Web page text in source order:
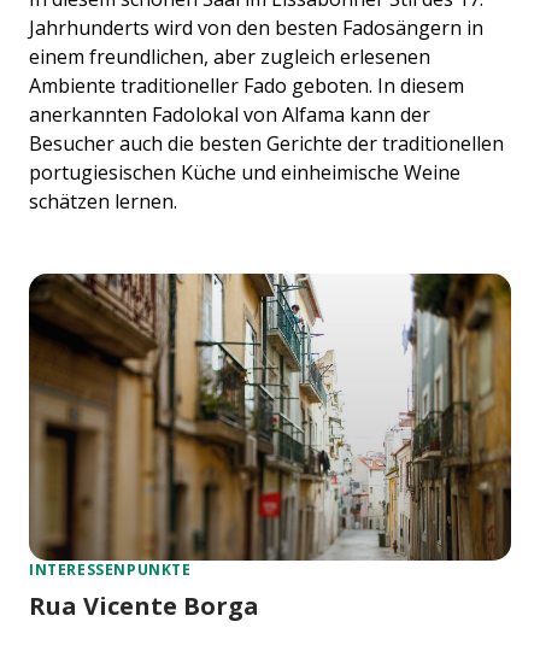
Jahrhunderts wird von den besten Fadosängern in
einem freundlichen, aber zugleich erlesenen
Ambiente traditioneller Fado geboten. In diesem
anerkannten Fadolokal von Alfama kann der
Besucher auch die besten Gerichte der traditionellen
portugiesischen Küche und einheimische Weine
schätzen lernen.
INTERESSENPUNKTE
Rua Vicente Borga